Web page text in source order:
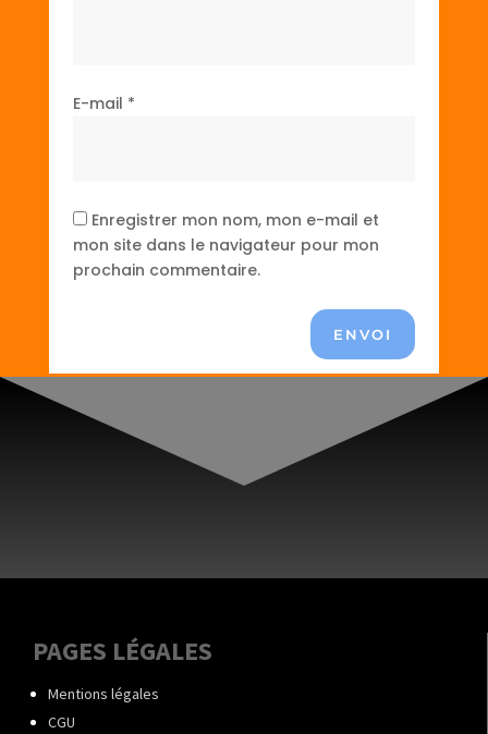
E-mail *
Enregistrer mon nom, mon e-mail et
mon site dans le navigateur pour mon
prochain commentaire.
ENVOI
PAGES LÉGALES
Mentions légales
CGU